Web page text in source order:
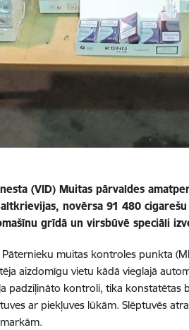
(VID) Muitas pārvaldes
novērsa 91 480
grīdā un virsbūvē speciāli
muitas kontroles punkta
aizdomīgu vietu kādā vieglajā
padziļināto kontroli, tika konstatētas
ar piekļuves lūkām. Slēptuvēs